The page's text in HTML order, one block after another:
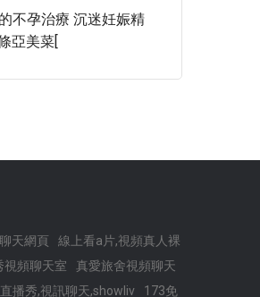
不孕治療 沉迷妊娠精
亞美菜[
天網頁
線上看a片,視頻真人裸
視頻聊天室
真愛旅舍視頻聊天
播秀,視訊聊天,showliv 173免